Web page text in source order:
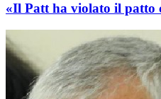
«Il Patt ha violato il patto